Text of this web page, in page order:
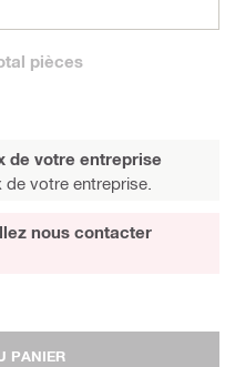
pièces
de votre entreprise
votre entreprise.
nous contacter
PANIER